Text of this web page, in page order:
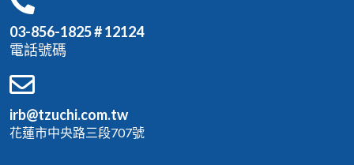
03-856-1825 # 12124
電話號碼
irb@tzuchi.com.tw
花蓮市中央路三段707號